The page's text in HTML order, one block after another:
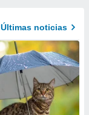
Últimas noticias